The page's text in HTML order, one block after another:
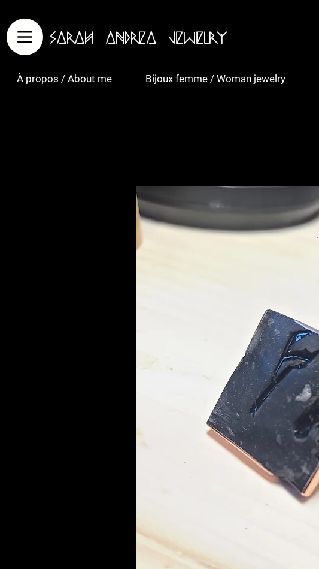
Sarah Andrea Jewelry
À propos / About me Bijoux femme / Woman jewelry